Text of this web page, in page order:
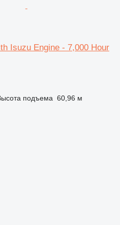
Isuzu Engine - 7,000 Hour
подъема 60,96 м